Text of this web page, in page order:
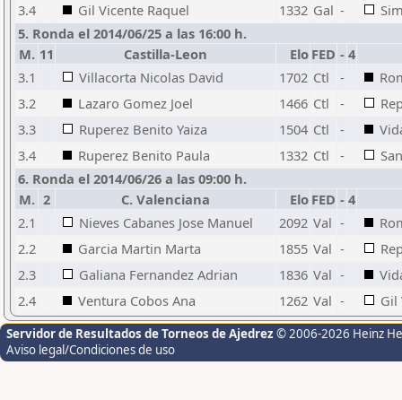
3.4
Gil Vicente Raquel 1332 Gal -
5. Ronda el 2014/06/25 a las 16:00 h.
M. 11 Castilla-Leon Elo FED - 4
3.1
Villacorta Nicolas David 1702 Ctl -
3.2
Lazaro Gomez Joel 1466 Ctl -
3.3
Ruperez Benito Yaiza 1504 Ctl -
3.4
Ruperez Benito Paula 1332 Ctl -
6. Ronda el 2014/06/26 a las 09:00 h.
M. 2 C. Valenciana Elo FED - 4
2.1
Nieves Cabanes Jose Manuel 2092 Val -
2.2
Garcia Martin Marta 1855 Val -
2.3
Galiana Fernandez Adrian 1836 Val -
2.4
Ventura Cobos Ana 1262 Val - Gil
Servidor de Resultados de Torneos de Ajedrez © 2006-2026 Heinz
Aviso legal/Condiciones de uso